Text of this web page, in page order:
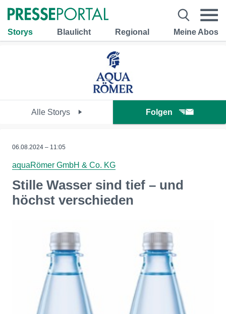
Storys Blaulicht Regional Meine Abos
Alle Storys Folgen
06.08.2024 – 11:05
aquaRömer GmbH & Co. KG
Stille Wasser sind tief – und
höchst verschieden